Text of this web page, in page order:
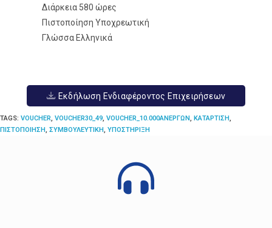
Διάρκεια 580 ώρες
Πιστοποίηση Yποχρεωτική
Γλώσσα Ελληνικά
Εκδήλωση Ενδιαφέροντος Επιχειρήσεων
TAGS: VOUCHER, VOUCHER30_49, VOUCHER_10.000ΑΝΈΡΓΩΝ, ΚΑΤΆΡΤΙΣΗ,
ΠΙΣΤΟΠΟΊΗΣΗ, ΣΥΜΒΟΥΛΕΥΤΙΚΉ, ΥΠΟΣΤΉΡΙΞΗ